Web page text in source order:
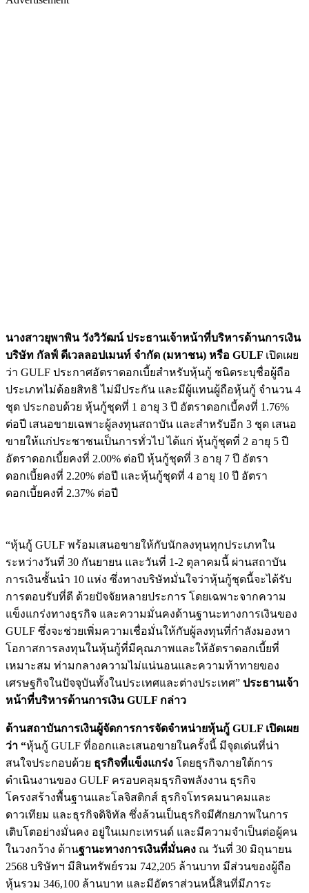
นางสาวยุพาพิน วังวิวัฒน์ ประธานเจ้าหน้าที่บริหารด้านการเงิน
บริษัท กัลฟ์ ดีเวลลอปเมนท์ จำกัด (มหาชน) หรือ GULF เปิดเผย
ว่า GULF ประกาศอัตราดอกเบี้ยสำหรับหุ้นกู้ ชนิดระบุชื่อผู้ถือ
ประเภทไม่ด้อยสิทธิ ไม่มีประกัน และมีผู้แทนผู้ถือหุ้นกู้ จำนวน 4
ชุด ประกอบด้วย หุ้นกู้ชุดที่ 1 อายุ 3 ปี อัตราดอกเบี้คงที่ 1.76%
ต่อปี เสนอขายเฉพาะผู้ลงทุนสถาบัน และสำหรับอีก 3 ชุด เสนอ
ขายให้แก่ประชาชนเป็นการทั่วไป ได้แก่ หุ้นกู้ชุดที่ 2 อายุ 5 ปี
อัตราดอกเบี้ยคงที่ 2.00% ต่อปี หุ้นกู้ชุดที่ 3 อายุ 7 ปี อัตรา
ดอกเบี้ยคงที่ 2.20% ต่อปี และหุ้นกู้ชุดที่ 4 อายุ 10 ปี อัตรา
ดอกเบี้ยคงที่ 2.37% ต่อปี
“หุ้นกู้ GULF พร้อมเสนอขายให้กับนักลงทุนทุกประเภทใน
ระหว่างวันที่ 30 กันยายน และวันที่ 1-2 ตุลาคมนี้ ผ่านสถาบัน
การเงินชั้นนำ 10 แห่ง ซึ่งทางบริษัทมั่นใจว่าหุ้นกู้ชุดนี้จะได้รับ
การตอบรับที่ดี ด้วยปัจจัยหลายประการ โดยเฉพาะจากความ
แข็งแกร่งทางธุรกิจ และความมั่นคงด้านฐานะทางการเงินของ
GULF ซึ่งจะช่วยเพิ่มความเชื่อมั่นให้กับผู้ลงทุนที่กำลังมองหา
โอกาสการลงทุนในหุ้นกู้ที่มีคุณภาพและให้อัตราดอกเบี้ยที่
เหมาะสม ท่ามกลางความไม่แน่นอนและความท้าทายของ
เศรษฐกิจในปัจจุบันทั้งในประเทศและต่างประเทศ” ประธานเจ้า
หน้าที่บริหารด้านการเงิน GULF กล่าว
ด้านสถาบันการเงินผู้จัดการการจัดจำหน่ายหุ้นกู้ GULF เปิดเผย
ว่า “หุ้นกู้ GULF ที่ออกและเสนอขายในครั้งนี้ มีจุดเด่นที่น่า
สนใจประกอบด้วย ธุรกิจที่แข็งแกร่ง โดยธุรกิจภายใต้การ
ดำเนินงานของ GULF ครอบคลุมธุรกิจพลังงาน ธุรกิจ
โครงสร้างพื้นฐานและโลจิสติกส์ ธุรกิจโทรคมนาคมและ
ดาวเทียม และธุรกิจดิจิทัล ซึ่งล้วนเป็นธุรกิจมีศักยภาพในการ
เติบโตอย่างมั่นคง อยู่ในเมกะเทรนด์ และมีความจำเป็นต่อผู้คน
ในวงกว้าง ด้านฐานะทางการเงินที่มั่นคง ณ วันที่ 30 มิถุนายน
2568 บริษัทฯ มีสินทรัพย์รวม 742,205 ล้านบาท มีส่วนของผู้ถือ
หุ้นรวม 346,100 ล้านบาท และมีอัตราส่วนหนี้สินที่มีภาระ